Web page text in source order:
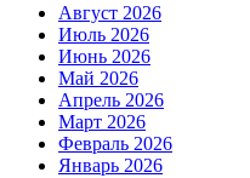
Август 2026
Июль 2026
Июнь 2026
Май 2026
Апрель 2026
Март 2026
Февраль 2026
Январь 2026